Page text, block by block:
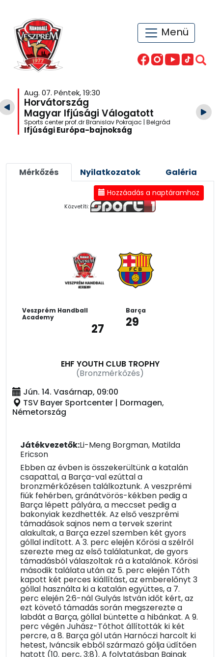
Menü
Aug. 07. Péntek, 19:30
Horvátország
Magyar Ifjúsági Válogatott
Sports center prof.dr Branislav Pokrajac | Belgrád
Ifjúsági Európa-bajnokság
Mérkőzés Nyilatkozatok Galéria
Hozzáadás a naptáramhoz
Közvetíti:
Veszprém Handball
Academy
27
Barça
29
EHF YOUTH CLUB TROPHY
(Bronzmérkőzés)
Jún. 14. Vasárnap, 09:00
TSV Bayer Sportcenter | Dormagen,
Németország
Játékvezetők:Li-Meng Borgman, Matilda
Ericson
Ebben az évben is összekerültünk a katalán
csapattal, a Barça-val ezúttal a
bronzmérkőzésen találkoztunk. A veszprémi
fiúk fehérben, gránátvörös-kékben pedig a
Barça lépett pályára, a meccset pedig a
bakonyiak kezdhették. Az első veszprémi
támadások sajnos nem a tervek szerint
alakultak, a Barça ezzel szemben két gyors
góllal indított. A 3. perc elején Kőrösi a szélről
szerezte meg az első találatunkat, de gyors
támadásból válaszoltak rá a katalánok. Kőrösi
második találata után az 5. perc elején Tóth
kapott két perces kiállítást, az emberelőnyt 3
góllal használta ki a katalán együttes, a 7.
perc elején 2:6-nál Gulyás István időt kért, az
ezt követő támadás során megszerezte a
labdát a Barça, góllal büntette a hibánkat. A 9.
perc végén Juhász-Tóthot állították ki két
percre, a 8. Barça gól után Harnóczi harcolt ki
hetest, Iváncsik ebből származó gólja üdítően
hatott (10. perc, 3:8). A folytatásban Bainak